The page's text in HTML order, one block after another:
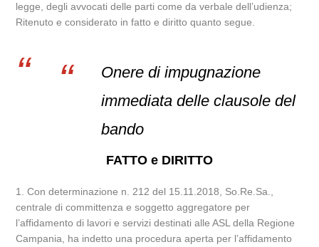
legge, degli avvocati delle parti come da verbale dell’udienza;
Ritenuto e considerato in fatto e diritto quanto segue.
Onere di impugnazione
immediata delle clausole del
bando
FATTO e DIRITTO
1. Con determinazione n. 212 del 15.11.2018, So.Re.Sa.,
centrale di committenza e soggetto aggregatore per
l’affidamento di lavori e servizi destinati alle ASL della Regione
Campania, ha indetto una procedura aperta per l’affidamento